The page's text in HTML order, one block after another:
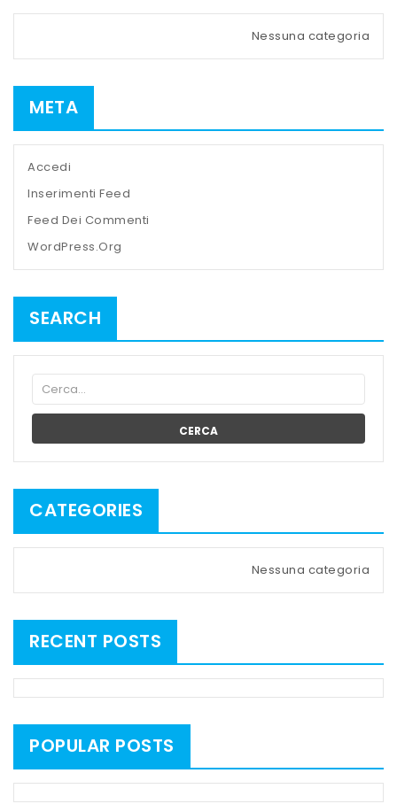
Nessuna categoria
META
Accedi
Inserimenti Feed
Feed Dei Commenti
WordPress.org
SEARCH
CERCA
CATEGORIES
Nessuna categoria
RECENT POSTS
POPULAR POSTS